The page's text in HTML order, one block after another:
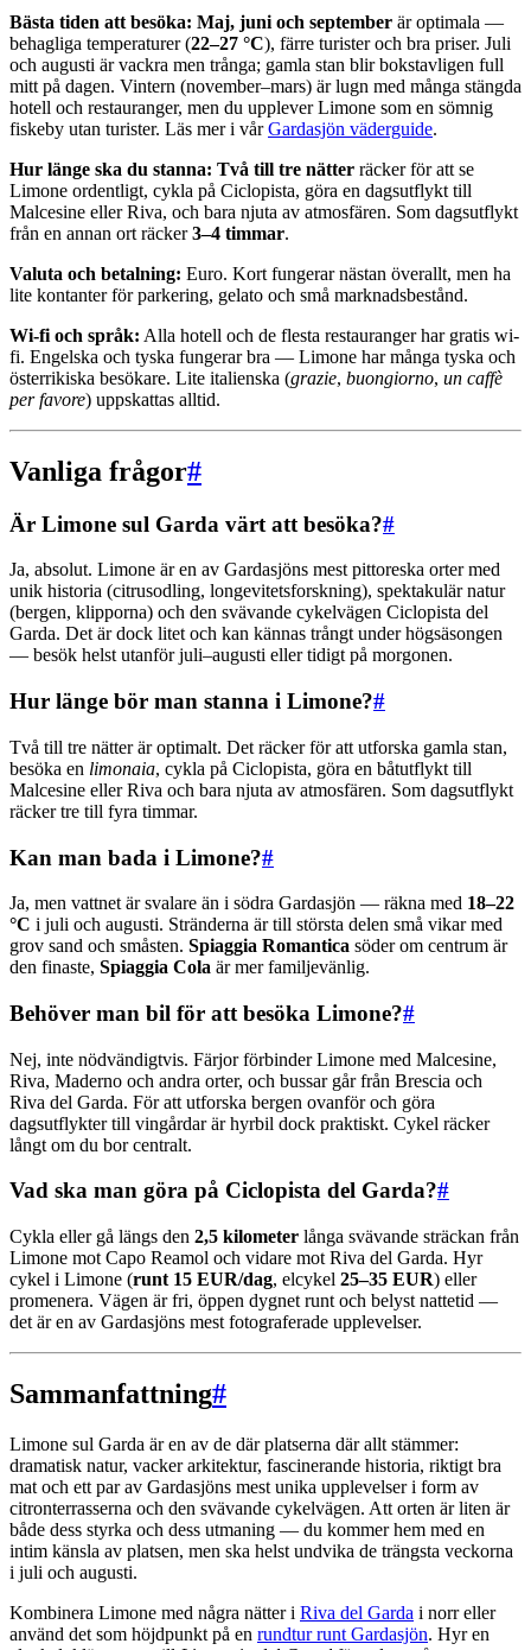
Bästa tiden att besöka: Maj, juni och september är optimala —
behagliga temperaturer (22–27 °C), färre turister och bra priser. Juli
och augusti är vackra men trånga; gamla stan blir bokstavligen full
mitt på dagen. Vintern (november–mars) är lugn med många stängda
hotell och restauranger, men du upplever Limone som en sömnig
fiskeby utan turister. Läs mer i vårGardasjön väderguide.
Hur länge ska du stanna: Två till tre nätter räcker för att se
Limone ordentligt, cykla på Ciclopista, göra en dagsutflykt till
Malcesine eller Riva, och bara njuta av atmosfären. Som dagsutflykt
från en annan ort räcker3–4 timmar.
Valuta och betalning: Euro. Kort fungerar nästan överallt, men ha
lite kontanter för parkering, gelato och små marknadsbestånd.
Wi-fi och språk: Alla hotell och de flesta restauranger har gratis wi-
fi. Engelska och tyska fungerar bra — Limone har många tyska och
österrikiska besökare. Lite italienska (grazie, buongiorno, un caffè
per favore) uppskattas alltid.
Vanliga frågor#
Är Limone sul Garda värt att besöka?#
Ja, absolut. Limone är en av Gardasjöns mest pittoreska orter med
unik historia (citrusodling, longevitetsforskning), spektakulär natur
(bergen, klipporna) och den svävande cykelvägen Ciclopista del
Garda. Det är dock litet och kan kännas trångt under högsäsongen
— besök helst utanför juli–augusti eller tidigt på morgonen.
Hur länge bör man stanna i Limone?#
Två till tre nätter är optimalt. Det räcker för att utforska gamla stan,
besöka en limonaia, cykla på Ciclopista, göra en båtutflykt till
Malcesine eller Riva och bara njuta av atmosfären. Som dagsutflykt
räcker tre till fyra timmar.
Kan man bada i Limone?#
Ja, men vattnet är svalare än i södra Gardasjön — räkna med 18–22
°C i juli och augusti. Stränderna är till största delen små vikar med
grov sand och småsten. Spiaggia Romantica söder om centrum är
den finaste, Spiaggia Cola är mer familjevänlig.
Behöver man bil för att besöka Limone?#
Nej, inte nödvändigtvis. Färjor förbinder Limone med Malcesine,
Riva, Maderno och andra orter, och bussar går från Brescia och
Riva del Garda. För att utforska bergen ovanför och göra
dagsutflykter till vingårdar är hyrbil dock praktiskt. Cykel räcker
långt om du bor centralt.
Vad ska man göra på Ciclopista del Garda?#
Cykla eller gå längs den 2,5 kilometer långa svävande sträckan från
Limone mot Capo Reamol och vidare mot Riva del Garda. Hyr
cykel i Limone (runt 15 EUR/dag, elcykel 25–35 EUR) eller
promenera. Vägen är fri, öppen dygnet runt och belyst nattetid —
det är en av Gardasjöns mest fotograferade upplevelser.
Sammanfattning#
Limone sul Garda är en av de där platserna där allt stämmer:
dramatisk natur, vacker arkitektur, fascinerande historia, riktigt bra
mat och ett par av Gardasjöns mest unika upplevelser i form av
citronterrasserna och den svävande cykelvägen. Att orten är liten är
både dess styrka och dess utmaning — du kommer hem med en
intim känsla av platsen, men ska helst undvika de trängsta veckorna
i juli och augusti.
Kombinera Limone med några nätter i Riva del Garda i norr eller
använd det som höjdpunkt på en rundtur runt Gardasjön. Hyr en